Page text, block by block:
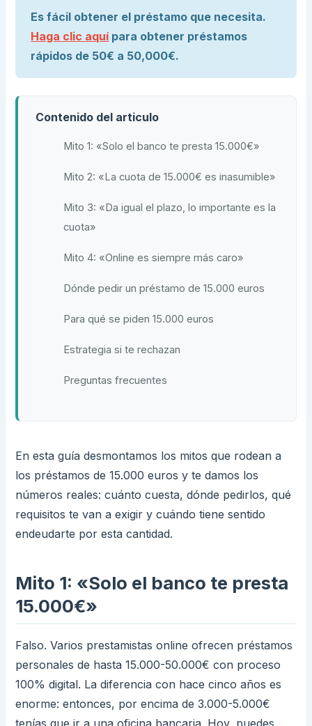
Es fácil obtener el préstamo que necesita.
Haga clic aquípara obtener préstamos
rápidos de 50€ a 50,000€.
Contenido del articulo
Mito 1: «Solo el banco te presta 15.000€»
Mito 2: «La cuota de 15.000€ es inasumible»
Mito 3: «Da igual el plazo, lo importante es la
cuota»
Mito 4: «Online es siempre más caro»
Dónde pedir un préstamo de 15.000 euros
Para qué se piden 15.000 euros
Estrategia si te rechazan
Preguntas frecuentes
En esta guía desmontamos los mitos que rodean a
los préstamos de 15.000 euros y te damos los
números reales: cuánto cuesta, dónde pedirlos, qué
requisitos te van a exigir y cuándo tiene sentido
endeudarte por esta cantidad.
Mito 1: «Solo el banco te presta
15.000€»
Falso. Varios prestamistas online ofrecen préstamos
personales de hasta 15.000-50.000€ con proceso
100% digital. La diferencia con hace cinco años es
enorme: entonces, por encima de 3.000-5.000€